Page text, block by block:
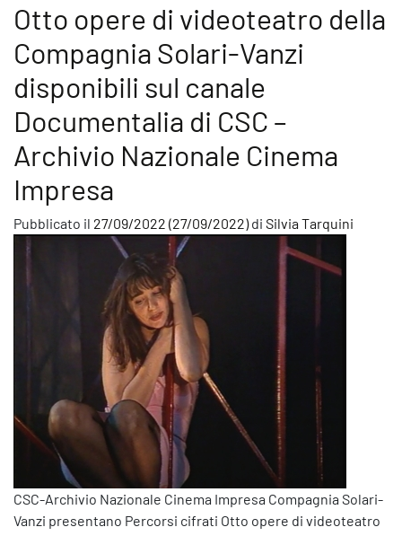
Otto opere di videoteatro della
Compagnia Solari-Vanzi
disponibili sul canale
Documentalia di CSC –
Archivio Nazionale Cinema
Impresa
Pubblicato il 27/09/2022 (27/09/2022)di Silvia Tarquini
CSC-Archivio Nazionale Cinema Impresa Compagnia Solari-
Vanzi presentano Percorsi cifrati Otto opere di videoteatro